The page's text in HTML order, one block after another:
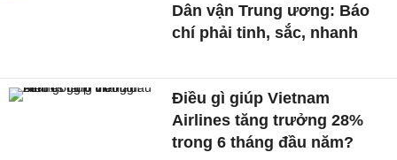
Dân vận Trung ương: Báo
chí phải tinh, sắc, nhanh
Điều gì giúp Vietnam
Airlines tăng trưởng 28%
trong 6 tháng đầu năm?